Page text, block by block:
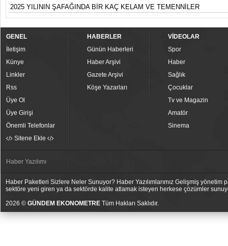
2025 YILININ ŞAFAĞINDA BİR KAÇ KELAM VE TEMENNİLER
GENEL
İletişim
Künye
Linkler
Rss
Üye Ol
Üye Girişi
Önemli Telefonlar
Sitene Ekle
HABERLER
Günün Haberleri
Haber Arşivi
Gazete Arşivi
Köşe Yazarları
VİDEOLAR
Spor
Haber
Sağlık
Çocuklar
Tv ve Magazin
Amatör
Sinema
Haber Yazılımı
Haber Paketleri Sizlere Neler Sunuyor? Haber Yazılımlarımız Gelişmiş
sektöre yeni giren ya da sektörde kalite atlamak isteyen herkese çözümler
2026 © GÜNDEM EKONOMETRE Tüm Hakları Saklıdır.